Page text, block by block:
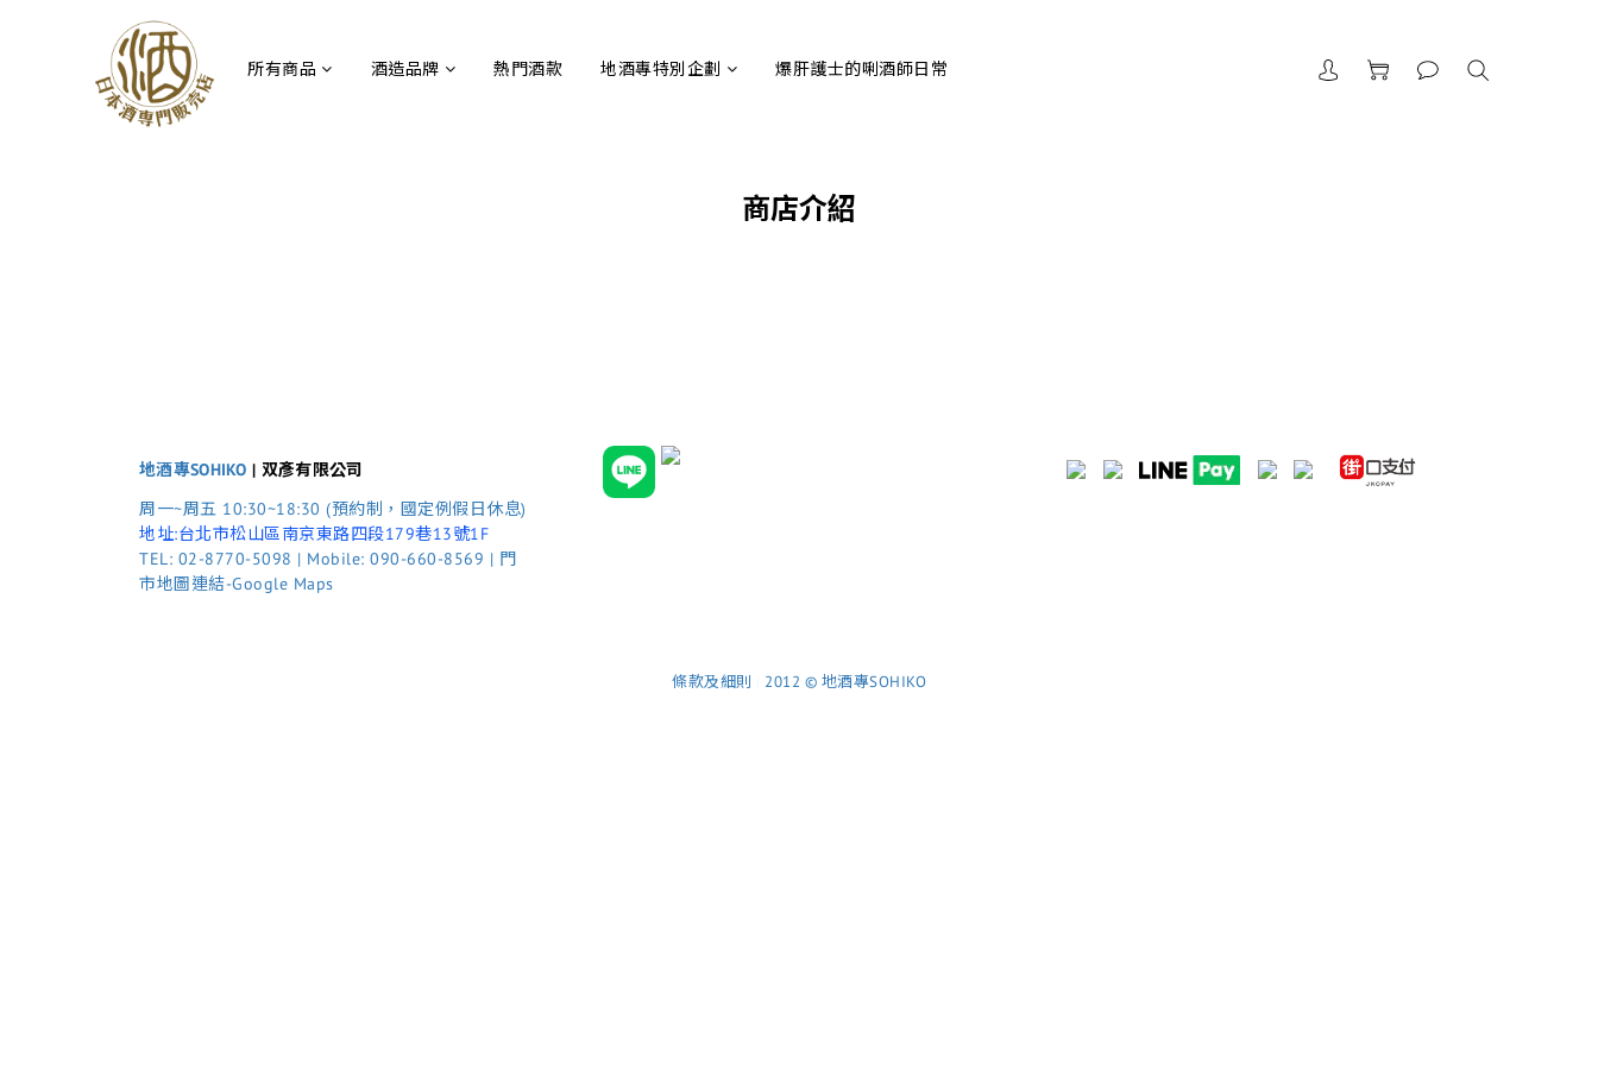
所有商品 酒造品牌 熱門酒款 地酒專特別企劃 爆肝護士的唎酒師日常
商店介紹
地酒專SOHIKO | 双彥有限公司
周一~周五 10:30~18:30 (預約制，國定例假日休息)
地址:台北市松山區南京東路四段179巷13號1F
TEL: 02-8770-5098 | Mobile: 090-660-8569 | 門
市地圖連結-Google Maps
條款及細則 2012 © 地酒專SOHIKO